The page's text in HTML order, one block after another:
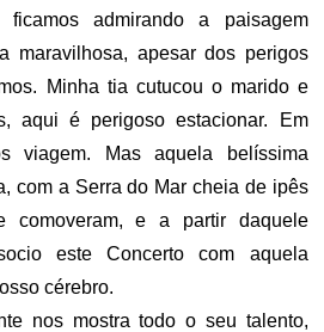
admirando a paisagem
maravilhosa, apesar dos perigos
Minha tia cutucou o marido e
aqui é perigoso estacionar. Em
viagem. Mas aquela belíssima
com a Serra do Mar cheia de ipês
comoveram, e a partir daquele
este Concerto com aquela
cérebro.
nos mostra todo o seu talento,